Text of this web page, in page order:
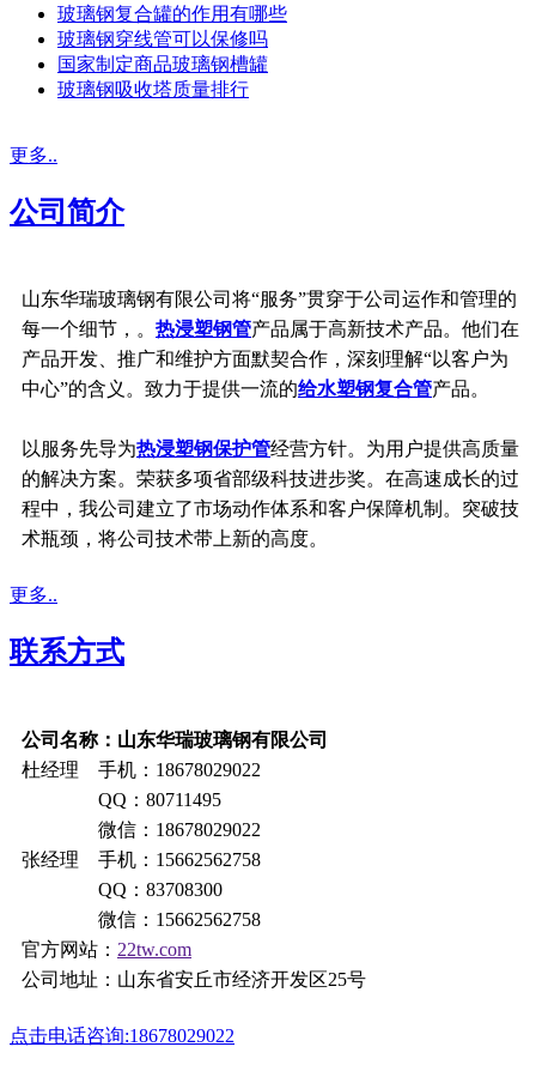
玻璃钢复合罐的作用有哪些
玻璃钢穿线管可以保修吗
国家制定商品玻璃钢槽罐
玻璃钢吸收塔质量排行
更多..
公司简介
山东华瑞玻璃钢有限公司将“服务”贯穿于公司运作和管理的
每一个细节，。 热浸塑钢管产品属于高新技术产品。他们在
产品开发、推广和维护方面默契合作，深刻理解“以客户为
中心”的含义。致力于提供一流的给水塑钢复合管产品。
以服务先导为热浸塑钢保护管经营方针。为用户提供高质量
的解决方案。荣获多项省部级科技进步奖。在高速成长的过
程中，我公司建立了市场动作体系和客户保障机制。突破技
术瓶颈，将公司技术带上新的高度。
更多..
联系方式
公司名称：山东华瑞玻璃钢有限公司
杜经理 手机：18678029022
QQ：80711495
微信：18678029022
张经理 手机：15662562758
QQ：83708300
微信：15662562758
官方网站： 22tw.com
公司地址：山东省安丘市经济开发区25号
点击电话咨询:18678029022